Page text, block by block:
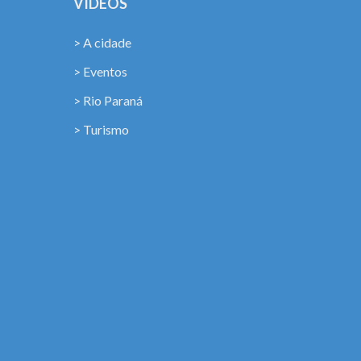
> A cidade
> Eventos
> Rio Paraná
> Turismo